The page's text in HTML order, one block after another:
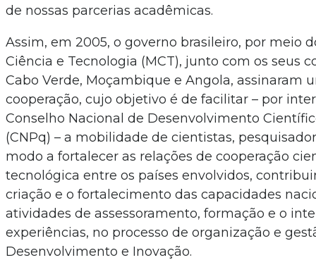
de nossas parcerias acadêmicas.
Assim, em 2005, o governo brasileiro, por meio
Ciência e Tecnologia (MCT), junto com os seus
Cabo Verde, Moçambique e Angola, assinaram
cooperação, cujo objetivo é de facilitar – por
Conselho Nacional de Desenvolvimento
(CNPq) – a mobilidade de cientistas,
modo a fortalecer as relações de cooperação
tecnológica entre os países envolvidos,
criação e o fortalecimento das capacidades
atividades de assessoramento, formação e o
experiências, no processo de organização e
Desenvolvimento e Inovação.